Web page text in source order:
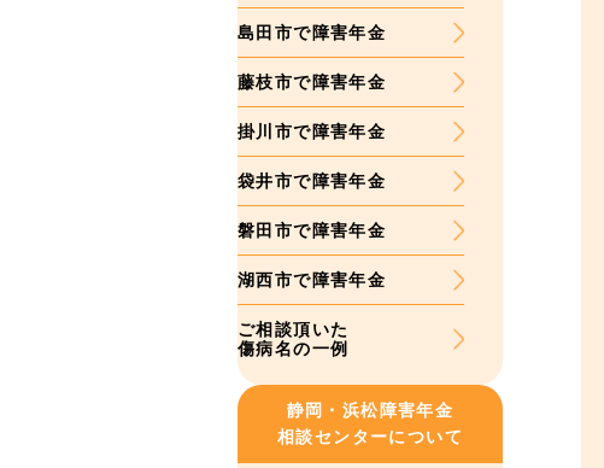
島田市で障害年金
藤枝市で障害年金
掛川市で障害年金
袋井市で障害年金
磐田市で障害年金
湖西市で障害年金
ご相談頂いた
傷病名の一例
静岡・浜松障害年金
相談センターについて